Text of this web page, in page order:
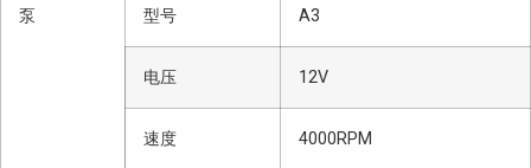
泵 型号 A3
电压 12V
速度 4000RPM